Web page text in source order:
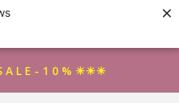
×
A L E - 1 0 % ☀☀☀